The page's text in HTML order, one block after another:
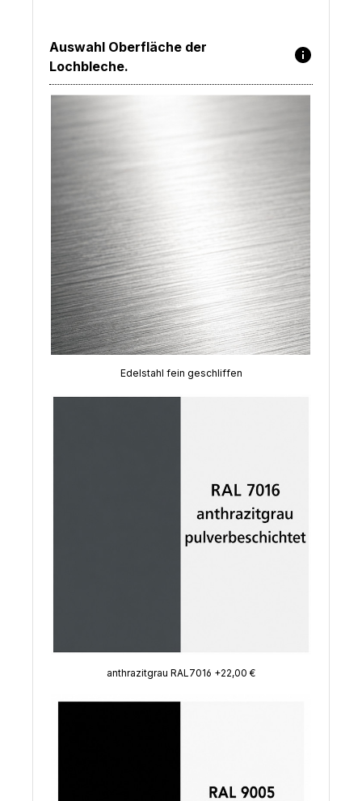
Auswahl Oberfläche der
Lochbleche.
Edelstahl fein geschliffen
anthrazitgrau RAL7016 +22,00 €